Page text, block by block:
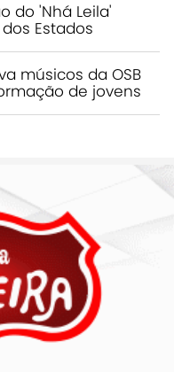
do 'Nhá Leila'
Estados
músicos da OSB
de jovens